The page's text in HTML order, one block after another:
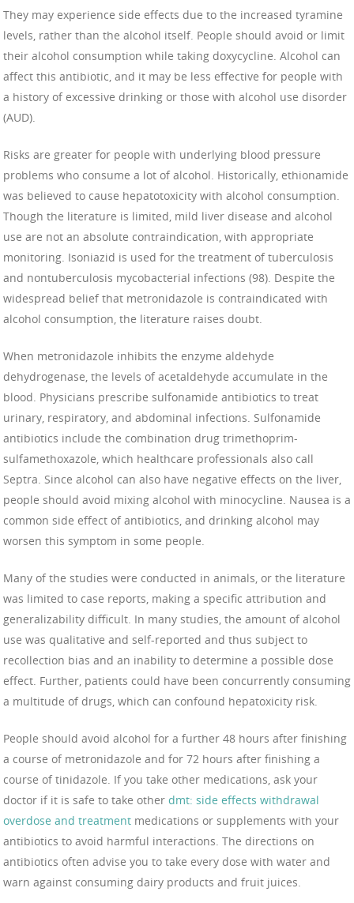
They may experience side effects due to the increased tyramine
levels, rather than the alcohol itself. People should avoid or limit
their alcohol consumption while taking doxycycline. Alcohol can
affect this antibiotic, and it may be less effective for people with
a history of excessive drinking or those with alcohol use disorder
(AUD).
Risks are greater for people with underlying blood pressure
problems who consume a lot of alcohol. Historically, ethionamide
was believed to cause hepatotoxicity with alcohol consumption.
Though the literature is limited, mild liver disease and alcohol
use are not an absolute contraindication, with appropriate
monitoring. Isoniazid is used for the treatment of tuberculosis
and nontuberculosis mycobacterial infections (98). Despite the
widespread belief that metronidazole is contraindicated with
alcohol consumption, the literature raises doubt.
When metronidazole inhibits the enzyme aldehyde
dehydrogenase, the levels of acetaldehyde accumulate in the
blood. Physicians prescribe sulfonamide antibiotics to treat
urinary, respiratory, and abdominal infections. Sulfonamide
antibiotics include the combination drug trimethoprim-
sulfamethoxazole, which healthcare professionals also call
Septra. Since alcohol can also have negative effects on the liver,
people should avoid mixing alcohol with minocycline. Nausea is a
common side effect of antibiotics, and drinking alcohol may
worsen this symptom in some people.
Many of the studies were conducted in animals, or the literature
was limited to case reports, making a specific attribution and
generalizability difficult. In many studies, the amount of alcohol
use was qualitative and self-reported and thus subject to
recollection bias and an inability to determine a possible dose
effect. Further, patients could have been concurrently consuming
a multitude of drugs, which can confound hepatoxicity risk.
People should avoid alcohol for a further 48 hours after finishing
a course of metronidazole and for 72 hours after finishing a
course of tinidazole. If you take other medications, ask your
doctor if it is safe to take other dmt: side effects withdrawal
overdose and treatment medications or supplements with your
antibiotics to avoid harmful interactions. The directions on
antibiotics often advise you to take every dose with water and
warn against consuming dairy products and fruit juices.